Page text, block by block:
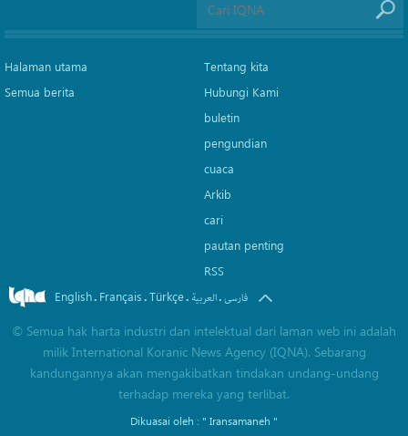
Halaman utama
Semua berita
Tentang kita
Hubungi Kami
buletin
pengundian
cuaca
Arkib
cari
pautan penting
RSS
English. Français.Türkçe. العربیة.فارسی
© Semua hak harta industri dan intelektual dari laman web ini adalah
milik International Koranic News Agency (IQNA). Sebarang
kandungannya akan mengakibatkan tindakan undang-undang
terhadap mereka yang terlibat.
Dikuasai oleh : " Iransamaneh "